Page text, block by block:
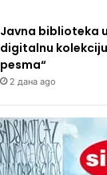
Javna biblioteka
digitalnu
pesma“
2 дана ago